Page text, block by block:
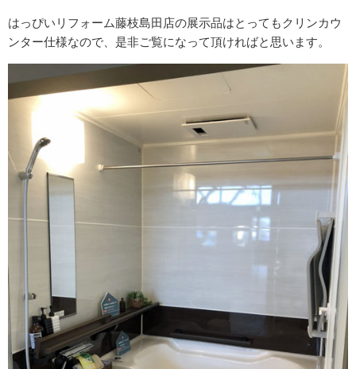
はっぴいリフォーム藤枝島田店の展示品はとってもクリンカウ
ンター仕様なので、是非ご覧になって頂ければと思います。